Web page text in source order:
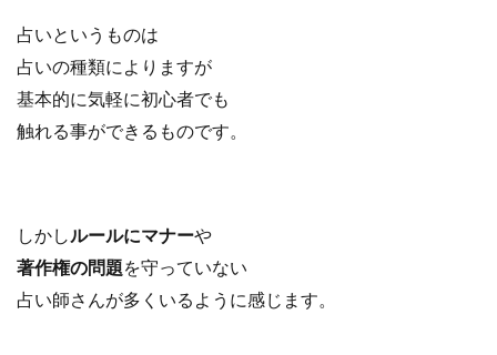
占いというものは
占いの種類によりますが
基本的に気軽に初心者でも
触れる事ができるものです。
しかしルールにマナーや
著作権の問題を守っていない
占い師さんが多くいるように感じます。